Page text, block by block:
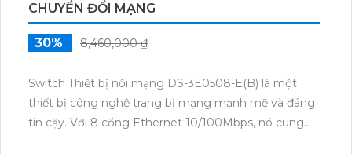
CHUYỂN ĐỔI MẠNG
30% 8,460,000 ₫
Switch Thiết bị nối mạng DS-3E0508-E(B) là một
thiết bị công nghệ trang bị mạng mạnh mẽ và đáng
tin cậy. Với 8 cổng Ethernet 10/100Mbps, nó cung